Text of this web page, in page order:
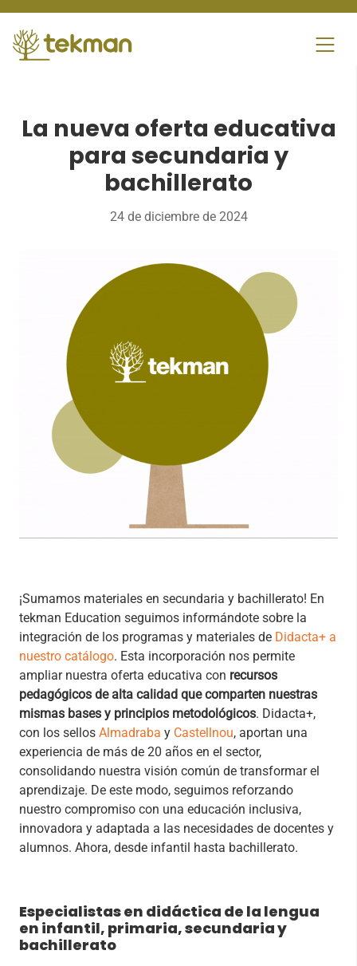
content
La nueva oferta educativa
para secundaria y
bachillerato
24 de diciembre de 2024
¡Sumamos materiales en secundaria y bachillerato! En
tekman Education seguimos informándote sobre la
integración de los programas y materiales de Didacta+ a
nuestro catálogo. Esta incorporación nos permite
ampliar nuestra oferta educativa con recursos
pedagógicos de alta calidad que comparten nuestras
mismas bases y principios metodológicos. Didacta+,
con los sellos Almadraba y Castellnou, aportan una
experiencia de más de 20 años en el sector,
consolidando nuestra visión común de transformar el
aprendizaje. De este modo, seguimos reforzando
nuestro compromiso con una educación inclusiva,
innovadora y adaptada a las necesidades de docentes y
alumnos. Ahora, desde infantil hasta bachillerato.
Especialistas en didáctica de la lengua
en infantil, primaria, secundaria y
bachillerato